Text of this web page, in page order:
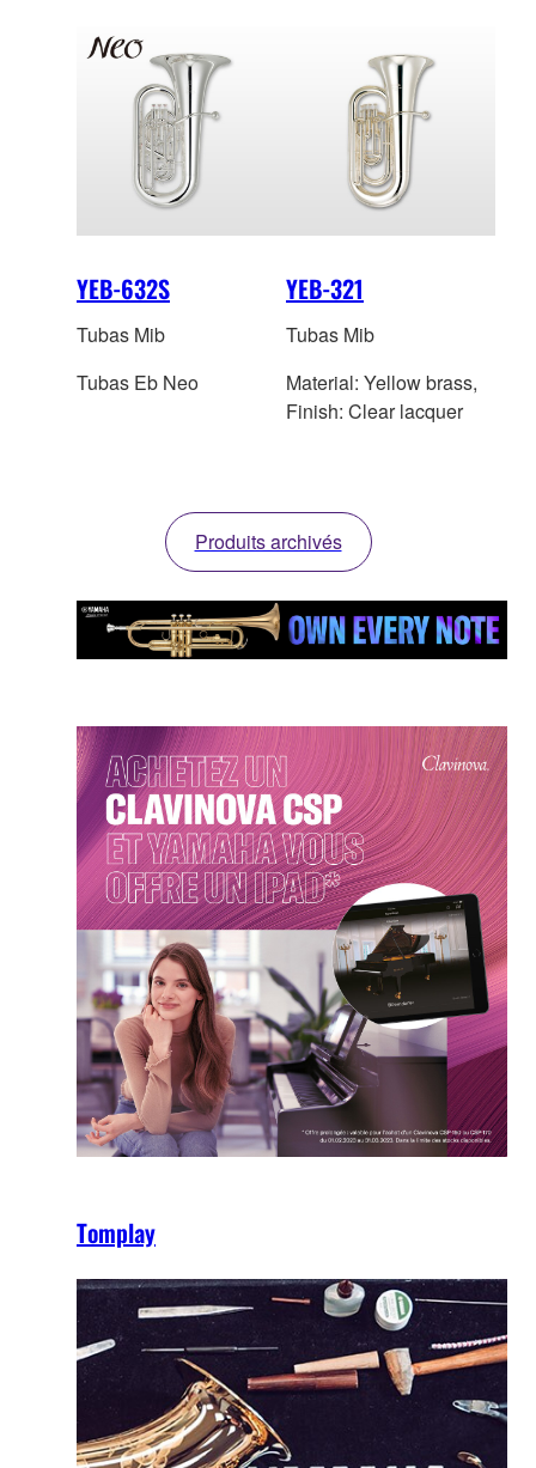
YEB-632S
Tubas Mib
Tubas Eb Neo
YEB-321
Tubas Mib
Material: Yellow brass,
Finish: Clear lacquer
Produits archivés
Tomplay